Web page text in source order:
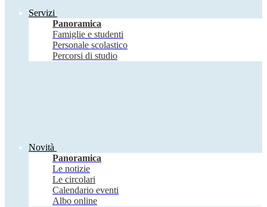
Servizi
Panoramica
Famiglie e studenti
Personale scolastico
Percorsi di studio
Novità
Panoramica
Le notizie
Le circolari
Calendario eventi
Albo online